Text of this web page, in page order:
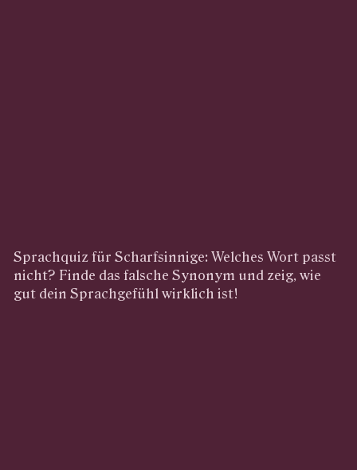
Sprachquiz für Scharfsinnige: Welches Wort passt
nicht? Finde das falsche Synonym und zeig, wie
gut dein Sprachgefühl wirklich ist!